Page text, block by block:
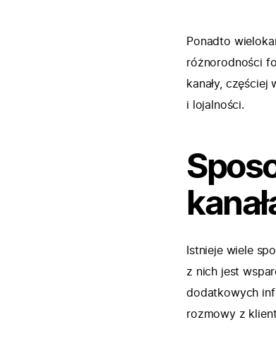
Ponadto
różnorodności
kanały,
i lojalności.
Istnieje wiele
z nich jest
dodatkowych
rozmowy z